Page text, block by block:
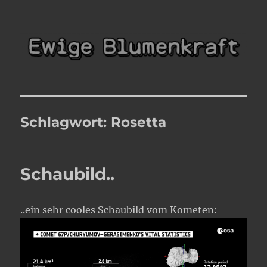
Ewige Blumenkraft
Schlagwort: Rosetta
Schaubild..
..ein sehr cooles Schaubild vom Kometen: